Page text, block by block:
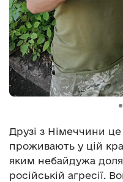
Друзі з Німеччини це
проживають у цій
яким небайдужа доля
російській агресії.